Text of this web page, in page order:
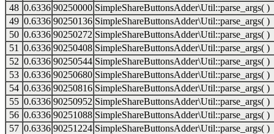
48 0.6336 90250000 SimpleShareButtonsAdder\Util::parse_args( )
49 0.6336 90250136 SimpleShareButtonsAdder\Util::parse_args( )
50 0.6336 90250272 SimpleShareButtonsAdder\Util::parse_args( )
51
0.6336 90250408 SimpleShareButtonsAdder\Util::parse_args( )
52 0.6336 90250544 SimpleShareButtonsAdder\Util::parse_args( )
53 0.6336 90250680 SimpleShareButtonsAdder\Util::parse_args( )
54 0.6336 90250816 SimpleShareButtonsAdder\Util::parse_args( )
55 0.6336 90250952 SimpleShareButtonsAdder\Util::parse_args( )
56 0.6336 90251088 SimpleShareButtonsAdder\Util::parse_args( )
57 0.6336 90251224 SimpleShareButtonsAdder\Util::parse_args( )